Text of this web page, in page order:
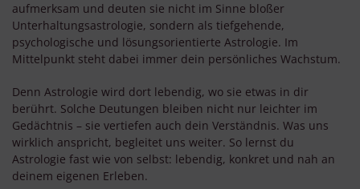
aufmerksam und deuten sie nicht im Sinne bloßer
Unterhaltungsastrologie, sondern als tiefgehende,
psychologische und lösungsorientierte Astrologie. Im
Mittelpunkt steht dabei immer dein persönliches Wachstum.
Denn Astrologie wird dort lebendig, wo sie etwas in dir
berührt. Solche Deutungen bleiben nicht nur leichter im
Gedächtnis – sie vertiefen auch dein Verständnis. Was uns
wirklich anspricht, begleitet uns weiter. So lernst du
Astrologie fast wie von selbst: lebendig, konkret und nah an
deinem eigenen Erleben.